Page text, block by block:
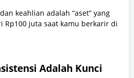
keahlian adalah “aset” yang
Rp100 juta saat kamu berkarir di
Adalah Kunci